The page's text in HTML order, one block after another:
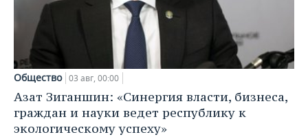
Общество 03 авг, 00:00
Азат Зиганшин: «Синергия власти, бизнеса,
граждан и науки ведет республику к
экологическому успеху»